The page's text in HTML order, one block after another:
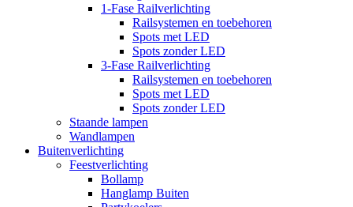
1-Fase Railverlichting
Railsystemen en toebehoren
Spots met LED
Spots zonder LED
3-Fase Railverlichting
Railsystemen en toebehoren
Spots met LED
Spots zonder LED
Staande lampen
Wandlampen
Buitenverlichting
Feestverlichting
Bollamp
Hanglamp Buiten